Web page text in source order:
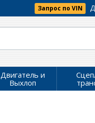
Запрос по VIN
Двигатель и
Выхлоп